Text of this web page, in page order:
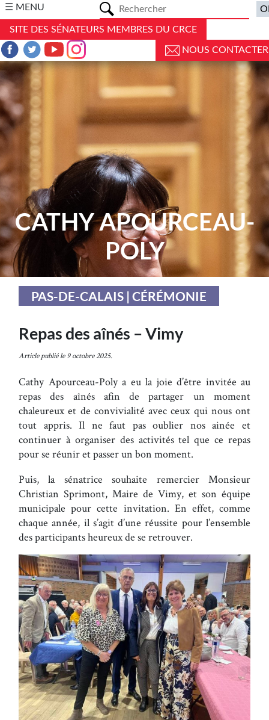
☰ MENU
SITE DES SÉNATEURS MEMBRES DU CRCE
NOUS CONTACTER
CATHY APOURCEAU-
POLY
PAS-DE-CALAIS | CÉRÉMONIE
Repas des aînés – Vimy
Article publié le 9 octobre 2025.
Cathy Apourceau-Poly a eu la joie d’être invitée au
repas des aînés afin de partager un moment
chaleureux et de convivialité avec ceux qui nous ont
tout appris. Il ne faut pas oublier nos ainée et
continuer à organiser des activités tel que ce repas
pour se réunir et passer un bon moment.
Puis, la sénatrice souhaite remercier Monsieur
Christian Sprimont, Maire de Vimy, et son équipe
municipale pour cette invitation. En effet, comme
chaque année, il s’agit d’une réussite pour l’ensemble
des participants heureux de se retrouver.